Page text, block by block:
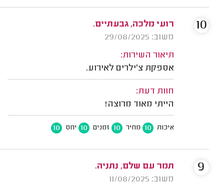
רועי מלכה, גבעתיים.
משוב: 29/08/2025
תיאור השירות:
אספקת צ'ילרים לאירוע.
חוות דעת:
הייתי מאוד מרוצה!
איכות 10 מחיר 10 זמנים 10 יחס 10
10
תמר עם שלם, נתניה.
משוב: 11/08/2025
9